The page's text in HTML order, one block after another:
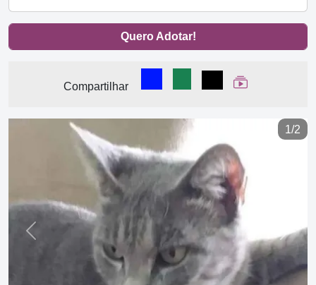
Quero Adotar!
Compartilhar
Compartilhar no Facebook
Compartilhar no
Compartilhar
Ver Web Story
1/2
Previous Next